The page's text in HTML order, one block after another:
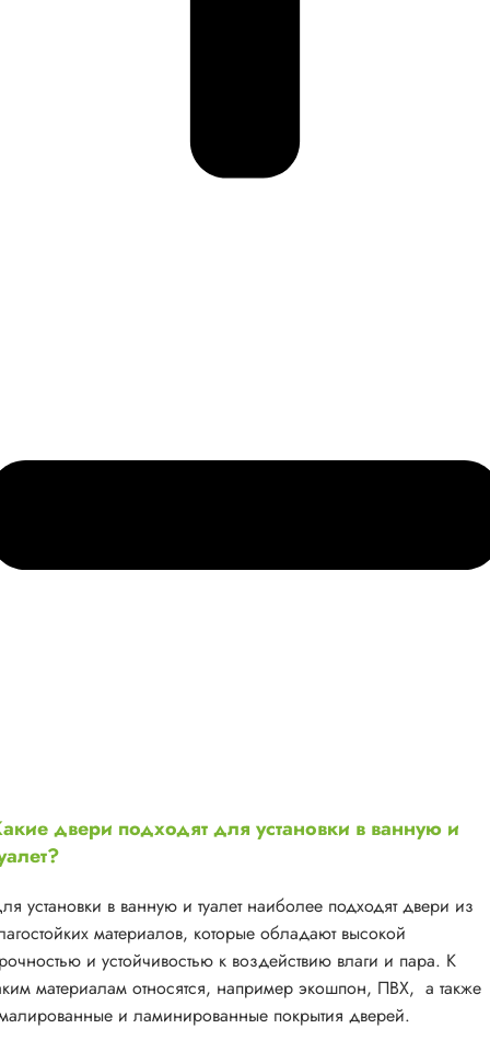
двери подходят для установки в ванную и
установки в ванную и туалет наиболее подходят двери из
материалов, которые обладают высокой
и устойчивостью к воздействию влаги и пара. К
материалам относятся, например экошпон, ПВХ, а также
и ламинированные покрытия дверей.